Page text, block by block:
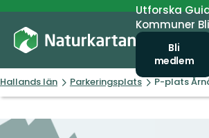
Utforska
Kommuner
Bli
medlem
Hallands län Parkeringsplats P-plats